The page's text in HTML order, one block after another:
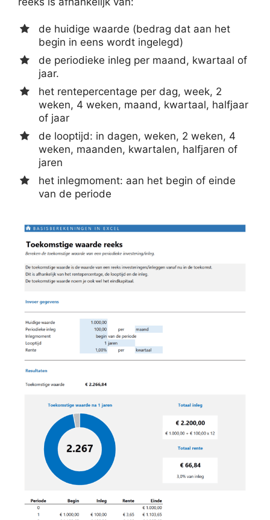
de huidige waarde (bedrag dat aan het
begin in eens wordt ingelegd)
de periodieke inleg per maand, kwartaal of
jaar.
het rentepercentage per dag, week, 2
weken, 4 weken, maand, kwartaal, halfjaar
of jaar
de looptijd: in dagen, weken, 2 weken, 4
weken, maanden, kwartalen, halfjaren of
jaren
het inlegmoment: aan het begin of einde
van de periode